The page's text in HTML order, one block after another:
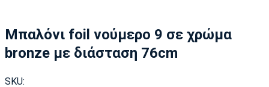
Μπαλόνι foil νούμερο 9 σε χρώμα
bronze με διάσταση 76cm
SKU: